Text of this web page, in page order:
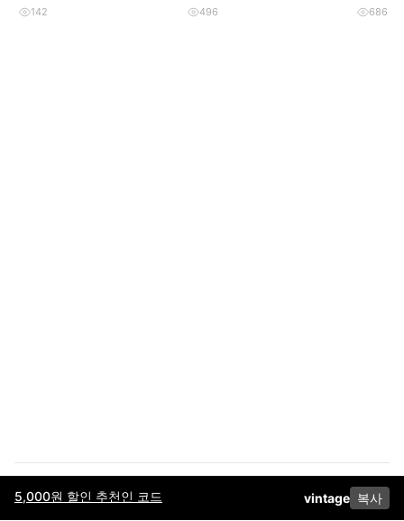
5,000원 할인 추천인 코드 vintage 복사
142 496 686
이용약관고객센터판매개인정보 처리방침사업자 정보다운로드